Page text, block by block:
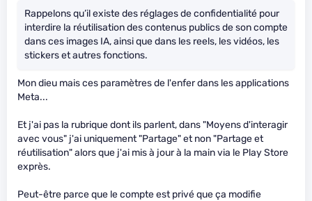
Rappelons qu’il existe des réglages de confidentialité pour
interdire la réutilisation des contenus publics de son compte
dans ces images IA, ainsi que dans les reels, les vidéos, les
stickers et autres fonctions.
Mon dieu mais ces paramètres de l'enfer dans les applications
Meta...
Et j'ai pas la rubrique dont ils parlent, dans "Moyens d'interagir
avec vous" j'ai uniquement "Partage" et non "Partage et
réutilisation" alors que j'ai mis à jour à la main via le Play Store
exprès.
Peut-être parce que le compte est privé que ça modifie